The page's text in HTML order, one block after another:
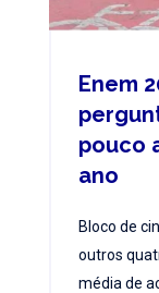
Enem
pouco
ano
Bloco de
outros
média de